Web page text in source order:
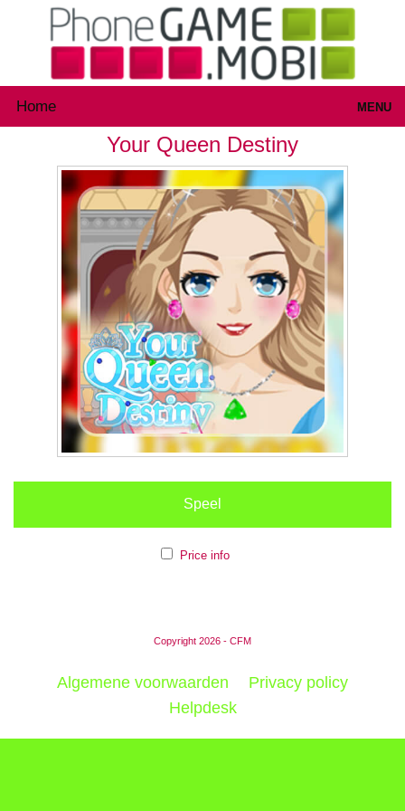
Home MENU
Your Queen Destiny
Speel
Price info
Copyright 2026 - CFM
Algemene voorwaarden
Privacy policy
Helpdesk